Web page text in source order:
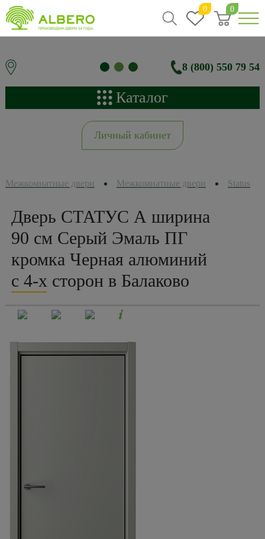
0 0
8 (800) 550 79 54
Каталог
Личный кабинет
Межкомнатные двери Межкомнатные двери Status
Дверь СТАТУС А ширина
90 см Серый Эмаль ПГ
кромка Черная алюминий
с 4-х сторон в Балаково